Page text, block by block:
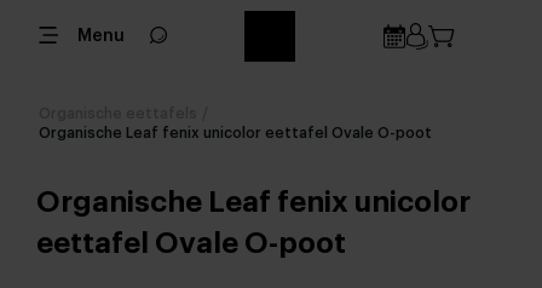
Menu
Organische Leaf fenix unicolor eettafel Ovale O-poot
Organische Leaf fenix unicolor
eettafel Ovale O-poot